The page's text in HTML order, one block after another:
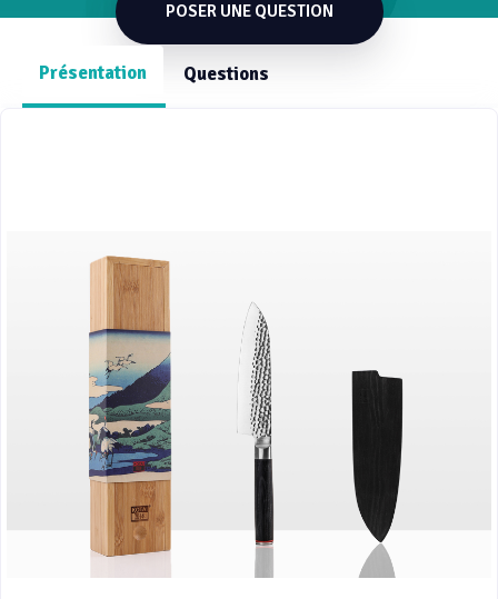
POSER UNE QUESTION
Présentation Questions